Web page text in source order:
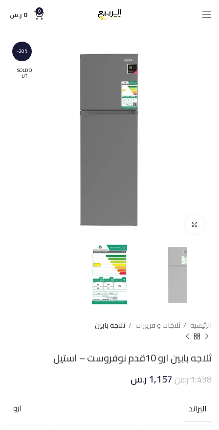
0
0 ر.س
-20%
SOLD O
UT
الرئيسية ثلاجات و فريزرات ثلاجة بابين
ثلاجه بابين ارو 10قدم نوفروست – استيل
1,438ر.س1,157ر.س
البراند ارو